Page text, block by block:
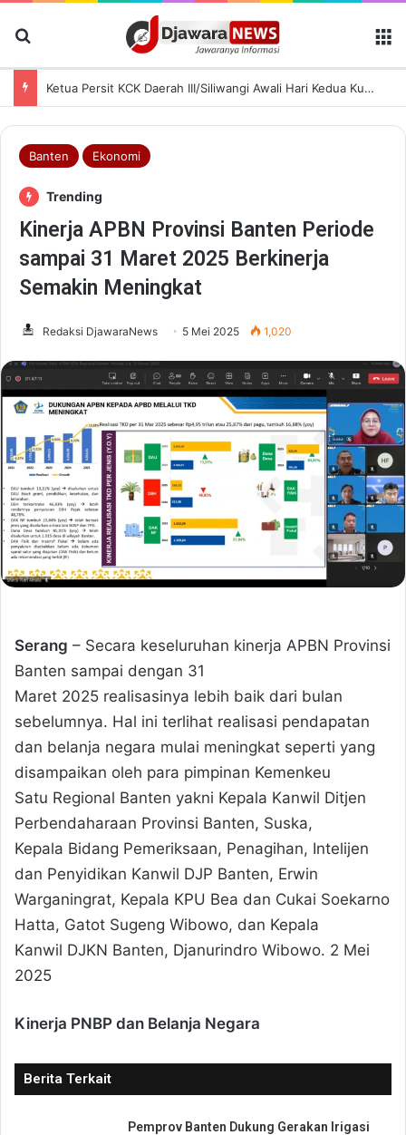
Ketua Persit KCK Daerah III/Siliwangi Awali Hari Kedua Kunjungan Kerja di TK Kartika XIX-39
Banten Ekonomi
Trending
Kinerja APBN Provinsi Banten Periode
sampai 31 Maret 2025 Berkinerja
Semakin Meningkat
Redaksi DjawaraNews 5 Mei 2025 1,020
Serang – Secara keseluruhan kinerja APBN Provinsi
Banten sampai dengan 31
Maret 2025 realisasinya lebih baik dari bulan
sebelumnya. Hal ini terlihat realisasi pendapatan
dan belanja negara mulai meningkat seperti yang
disampaikan oleh para pimpinan Kemenkeu
Satu Regional Banten yakni Kepala Kanwil Ditjen
Perbendaharaan Provinsi Banten, Suska,
Kepala Bidang Pemeriksaan, Penagihan, Intelijen
dan Penyidikan Kanwil DJP Banten, Erwin
Warganingrat, Kepala KPU Bea dan Cukai Soekarno
Hatta, Gatot Sugeng Wibowo, dan Kepala
Kanwil DJKN Banten, Djanurindro Wibowo. 2 Mei
2025
Kinerja PNBP dan Belanja Negara
Berita Terkait
Pemprov Banten Dukung Gerakan Irigasi